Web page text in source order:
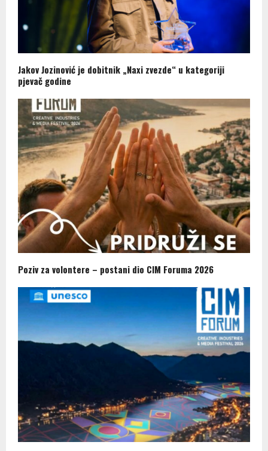
Jakov Jozinović je dobitnik „Naxi zvezde“ u kategoriji
pjevač godine
Poziv za volontere – postani dio CIM Foruma 2026